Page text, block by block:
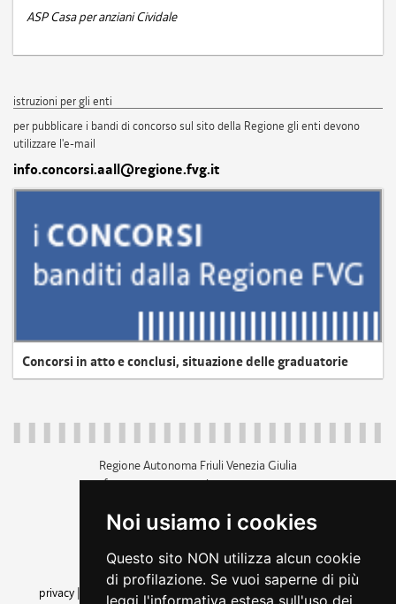
Noi usiamo i cookies
Questo sito NON utilizza alcun cookie
di profilazione. Se vuoi saperne di più
leggi l'informativa estesa sull'uso dei
ASP Casa per anziani Cividale
istruzioni per gli enti
per pubblicare i bandi di concorso sul sito della Regione gli enti devono
utilizzare l'e-mail
info.concorsi.aall@regione.fvg.it
Concorsi in atto e conclusi, situazione delle graduatorie
Regione Autonoma Friuli Venezia Giulia
c.f. 80014930327; p.iva 00526040324
+39 040 3771111
amministrazione trasparente
privacy
cookie |note legali accessibilità
dichiarazione di